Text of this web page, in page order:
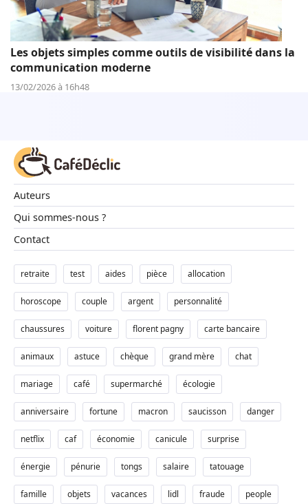
Les objets simples comme outils de visibilité dans la
communication moderne
13/02/2026 à 16h48
Auteurs
Qui sommes-nous ?
Contact
retraite test aides pièce allocation
horoscope couple argent personnalité
chaussures voiture florent pagny carte bancaire
animaux astuce chèque grand mère chat
mariage café supermarché écologie
anniversaire fortune macron saucisson danger
netflix caf économie canicule surprise
énergie pénurie tongs salaire tatouage
famille objets vacances lidl fraude people